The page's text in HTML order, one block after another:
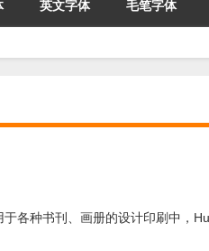
英文字体 毛笔字体
各种书刊、画册的设计印刷中，